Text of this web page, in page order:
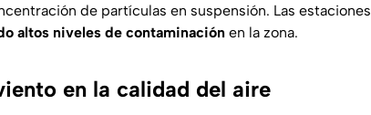
de partículas en suspensión. Las estaciones
altos niveles de contaminación en la zona.
en la calidad del aire